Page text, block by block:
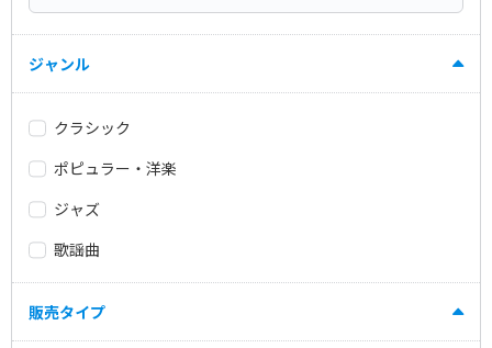
ジャンル
クラシック
ポピュラー・洋楽
ジャズ
歌謡曲
販売タイプ